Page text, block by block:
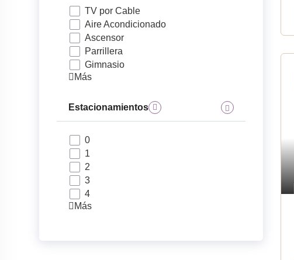
TV por Cable
Aire Acondicionado
Ascensor
Parrillera
Gimnasio
Más
Estacionamientos
0
1
2
3
4
Más